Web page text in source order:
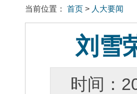
当前位置： 首页 > 人大要闻
刘雪
时间：